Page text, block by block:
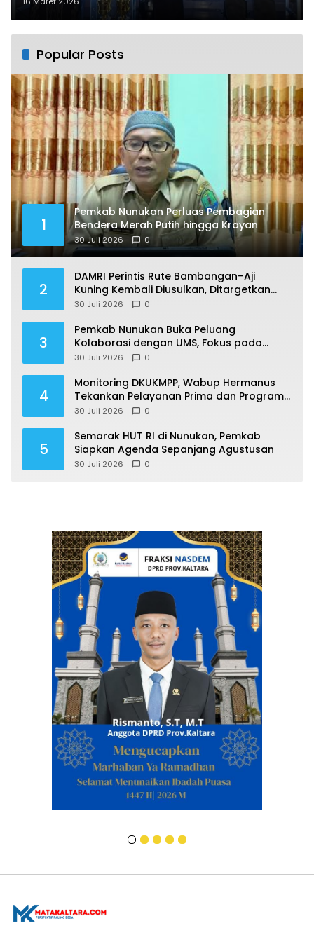
Popular Posts
1
Pemkab Nunukan Perluas Pembagian
Bendera Merah Putih hingga Krayan
30 Juli 2026 0
2
DAMRI Perintis Rute Bambangan–Aji
Kuning Kembali Diusulkan, Ditargetkan
Mengaspal pada 2027
30 Juli 2026 0
3
Pemkab Nunukan Buka Peluang
Kolaborasi dengan UMS, Fokus pada
Penguatan Kawasan Perbatasan
30 Juli 2026 0
4
Monitoring DKUKMPP, Wabup Hermanus
Tekankan Pelayanan Prima dan Program
Berdampak
30 Juli 2026 0
5
Semarak HUT RI di Nunukan, Pemkab
Siapkan Agenda Sepanjang Agustusan
30 Juli 2026 0